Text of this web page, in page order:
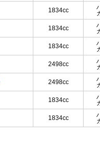
1834cc
1834cc
1834cc
2498cc
2498cc
1834cc
1834cc